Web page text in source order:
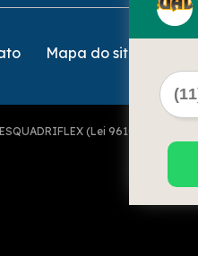
Mapa do site
(Lei 9610 de 19/02/